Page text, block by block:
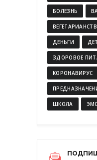
БОЛЕЗНЬ
ДЕНЬГИ
ЗДОРОВОЕ
КОРОНАВИРУС
ШКОЛА